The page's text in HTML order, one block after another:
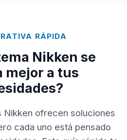
RÁPIDA
Nikken se
mejor a tus
Nikken ofrecen soluciones
cada uno está pensado